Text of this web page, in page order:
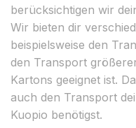
berücksichtigen wir
Wir bieten dir
beispielsweise den
den Transport
Kartons geeignet ist.
auch den Transport
Kuopio benötigst.